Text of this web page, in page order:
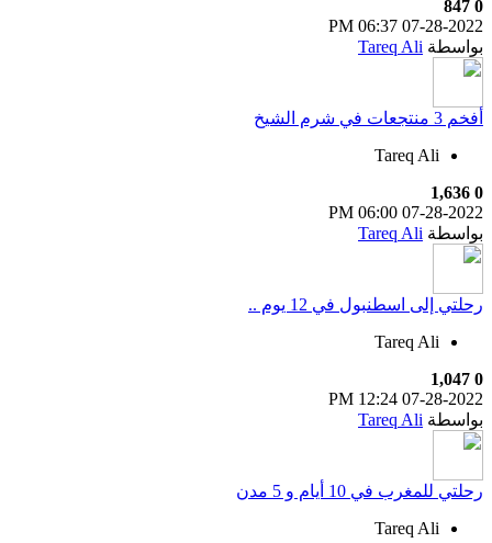
0
847
07-28-2022
06:37 PM
بواسطة Tareq Ali
أفخم 3 منتجعات في شرم الشيخ
Tareq Ali
0
1,636
07-28-2022
06:00 PM
بواسطة Tareq Ali
رحلتي إلى اسطنبول في 12 يوم ..
Tareq Ali
0
1,047
07-28-2022
12:24 PM
بواسطة Tareq Ali
رحلتي للمغرب في 10 أيام و 5 مدن
Tareq Ali